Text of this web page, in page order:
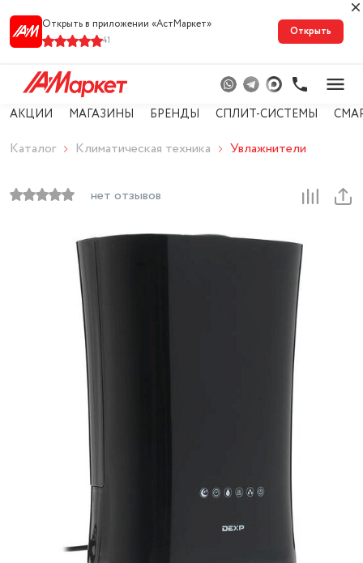
Открыть в приложении «АстМарке‪т‬»
41
Открыть
АКЦИИ МАГАЗИНЫ БРЕНДЫ СПЛИТ-СИСТЕМЫ
Каталог Климатическая техника Увлажнители
нет отзывов